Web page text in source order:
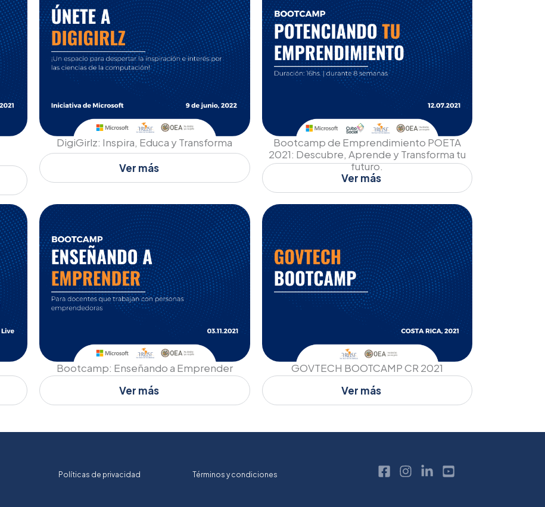
DigiGirlz: Inspira, Educa y Transforma
Ver más
Bootcamp de Emprendimiento POETA
2021: Descubre, Aprende y Transforma tu
futuro.
Ver más
Bootcamp: Enseñando a Emprender
Ver más
GOVTECH BOOTCAMP CR 2021
Ver más
Políticas de privacidad Términos y condiciones